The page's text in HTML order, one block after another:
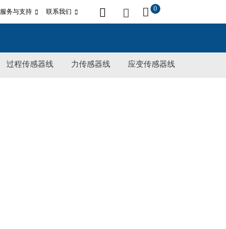
服务与支持 联系我们 0
过程传感器线 力传感器线 应变传感器线